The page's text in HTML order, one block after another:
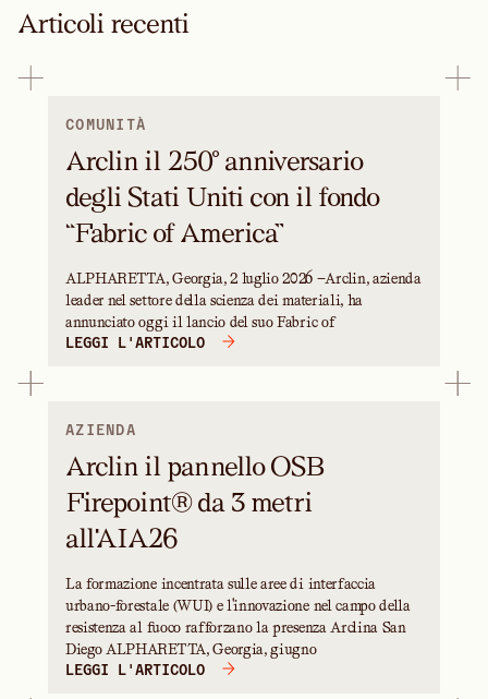
Articoli recenti
COMUNITÀ
Arclin il 250° anniversario
degli Stati Uniti con il fondo
“Fabric of America”
ALPHARETTA, Georgia, 2 luglio 2026 —Arclin, azienda
leader nel settore della scienza dei materiali, ha
annunciato oggi il lancio del suo Fabric of
LEGGI L'ARTICOLO
AZIENDA
Arclin il pannello OSB
Firepoint® da 3 metri
all'AIA26
La formazione incentrata sulle aree di interfaccia
urbano-forestale (WUI) e l'innovazione nel campo della
resistenza al fuoco rafforzano la presenza Arclina San
Diego ALPHARETTA, Georgia, giugno
LEGGI L'ARTICOLO